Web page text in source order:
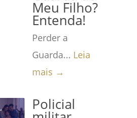
Meu Filho?
Entenda!
Perder a
Guarda... Leia
mais →
Policial